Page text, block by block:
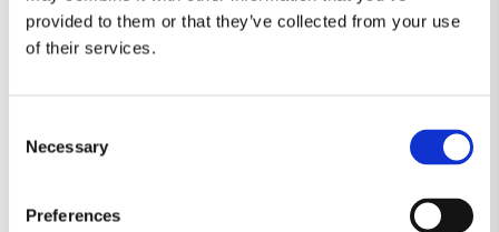
provided to them or that they’ve collected from your use
of their services.
Selection
Necessary
Preferences